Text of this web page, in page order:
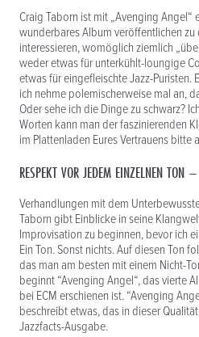
Craig Taborn ist mit „Avenging
wunderbares Album veröffentlichen
interessieren, womöglich ziemlich
weder etwas für unterkühlt-loungige
etwas für eingefleischte Jazz-
ich nehme polemischerweise mal an,
Oder sehe ich die Dinge zu schwarz?
Worten kann man der faszinierenden
im Plattenladen Eures Vertrauens
RESPEKT VOR JEDEM EINZELNEN
Verhandlungen mit dem
Taborn gibt Einblicke in seine
Improvisation zu beginnen, bevor ich
Ein Ton. Sonst nichts. Auf diesen Ton
das man am besten mit einem Nicht-
beginnt “Avenging Angel“, das vierte
bei ECM erschienen ist. “Avenging
beschreibt etwas, das in dieser
Jazzfacts-Ausgabe.